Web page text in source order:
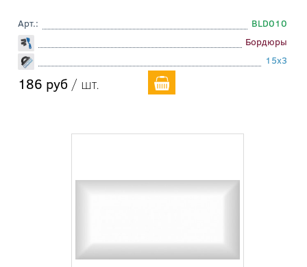
Арт.:
BLD010
Бордюры
15x3
186 руб / шт.